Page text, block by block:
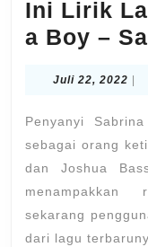
Ini Lirik
a Boy –
Juli 22, 2022 Juli
Penyanyi
sebagai orang
dan Joshua
menampakkan
sekarang
dari lagu